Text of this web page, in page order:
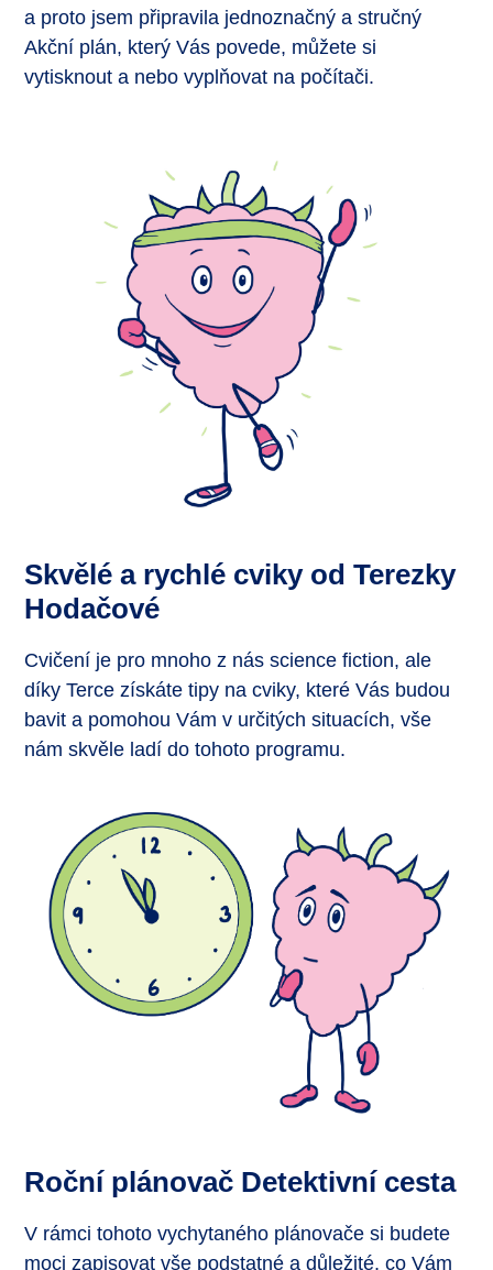
a proto jsem připravila jednoznačný a stručný
Akční plán, který Vás povede, můžete si
vytisknout a nebo vyplňovat na počítači.
Skvělé a rychlé cviky od Terezky
Hodačové
Cvičení je pro mnoho z nás science fiction, ale
díky Terce získáte tipy na cviky, které Vás budou
bavit a pomohou Vám v určitých situacích, vše
nám skvěle ladí do tohoto programu.
Roční plánovač Detektivní cesta
V rámci tohoto vychytaného plánovače si budete
moci zapisovat vše podstatné a důležité, co Vám